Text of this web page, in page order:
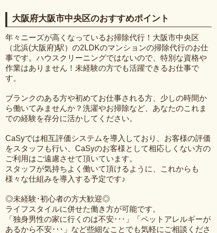
大阪府大阪市中央区のおすすめポイント
年々ニーズが高くなっているお掃除代行！大阪市中央区
（北浜(大阪府)駅）の2LDKのマンションの掃除代行のお仕
事です。ハウスクリーニングではないので、特別な資格や
作業はありません！未経験の方でも活躍できるお仕事で
す。
ブランクのある方や初めてお仕事される方、少しの時間か
ら働いてみませんか？洗濯やお掃除など、あなたのこれま
での経験を存分に活かしてください。
CaSyでは相互評価システムを導入しており、お客様の評価
をスタッフも行い、CaSyのお客様として相応しくない方の
ご利用はご遠慮させて頂いています。
スタッフが気持ちよく働いて頂けるように、これからも
様々な仕組みを導入する予定です♪
◎未経験･初心者の方大歓迎◎
ライフスタイルに併せた働き方が可能です。
「独身男性の家に行くのは不安･･･」「ペットアレルギーが
あるから不安･･･」など些細なことでも気軽にご相談くださ